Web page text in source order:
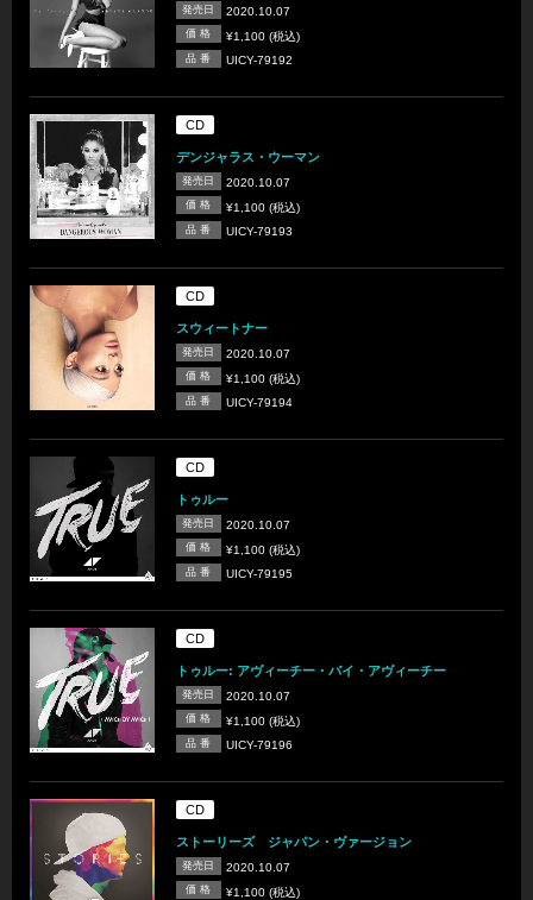
発売日 2020.10.07
価 格 ¥1,100 (税込)
品 番 UICY-79192
CD
デンジャラス・ウーマン
発売日 2020.10.07
価 格 ¥1,100 (税込)
品 番 UICY-79193
CD
スウィートナー
発売日 2020.10.07
価 格 ¥1,100 (税込)
品 番 UICY-79194
CD
トゥルー
発売日 2020.10.07
価 格 ¥1,100 (税込)
品 番 UICY-79195
CD
トゥルー: アヴィーチー・バイ・アヴィーチー
発売日 2020.10.07
価 格 ¥1,100 (税込)
品 番 UICY-79196
CD
ストーリーズ ジャパン・ヴァージョン
発売日 2020.10.07
価 格 ¥1,100 (税込)